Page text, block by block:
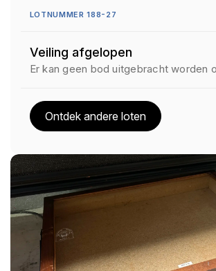
LOTNUMMER 188-27
Veiling afgelopen
Er kan geen bod uitgebracht worden
Ontdek andere loten